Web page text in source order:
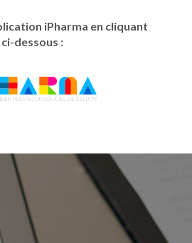
iPharma en cliquant
ci-dessous :